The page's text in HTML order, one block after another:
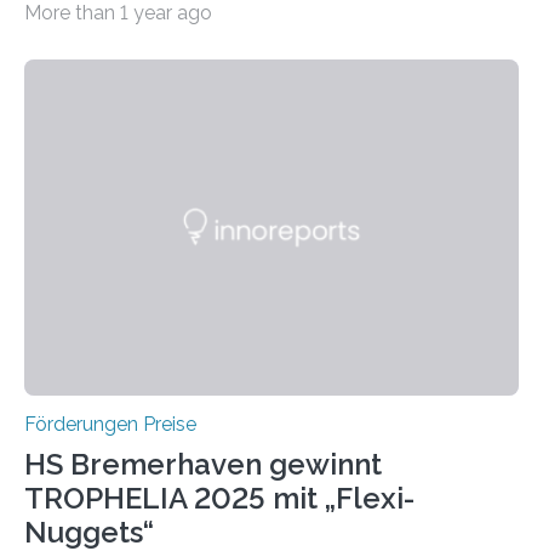
Leben gerufen, um die bemerkenswertesten
Foundation, des BIAL Award in Biomedicine ist in
More than 1 year ago
Förderungen Preise
HS Bremerhaven gewinnt
TROPHELIA 2025 mit „Flexi-
Nuggets“